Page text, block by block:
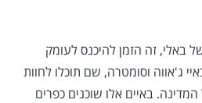
באלי, זה הזמן להיכנס לעומק
ג'אווה וסומטרה, שם תוכלו לחוות
באיים אלו שוכנים כפרים